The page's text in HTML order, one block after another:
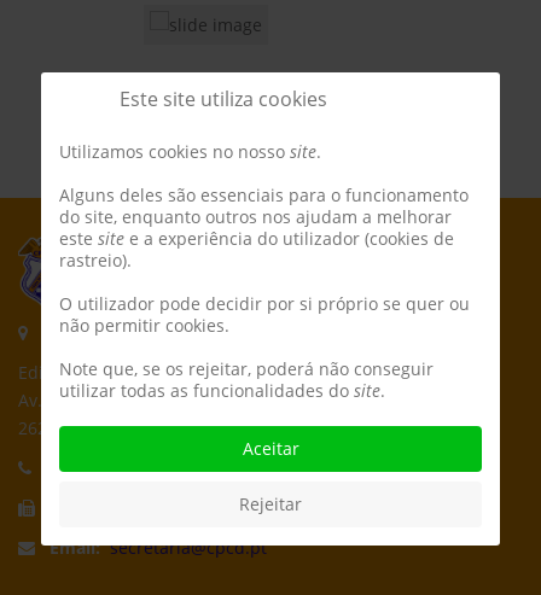
Morada:
Edifício CPCD
Av. Póvoa de Dom Martinho
2625-235 Póvoa de Santa Iria
Telefone:21 959 5162
Email: secretaria@cpcd.pt
Este site utiliza cookies
Utilizamos cookies no nosso site.
Alguns deles são essenciais para o funcionamento
do site, enquanto outros nos ajudam a melhorar
este site e a experiência do utilizador (cookies de
rastreio).
O utilizador pode decidir por si próprio se quer ou
não permitir cookies.
Note que, se os rejeitar, poderá não conseguir
utilizar todas as funcionalidades do site.
Aceitar
Rejeitar